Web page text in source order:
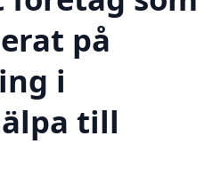
på
i
till